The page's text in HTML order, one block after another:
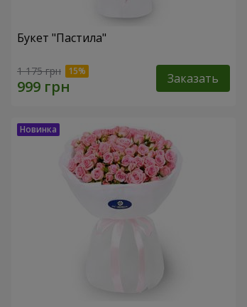
Букет "Пастила"
1 175 грн Заказать